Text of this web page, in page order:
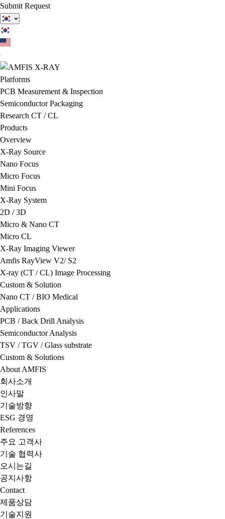
Submit Request
Platforms
PCB Measurement & Inspection
Semiconductor Packaging
Research CT / CL
Products
Overview
X-Ray Source
Nano Focus
Micro Focus
Mini Focus
X-Ray System
2D / 3D
Micro & Nano CT
Micro CL
X-Ray Imaging Viewer
Amfis RayView V2/ S2
X-ray (CT / CL) Image Processing
Custom & Solution
Nano CT / BIO Medical
Applications
PCB / Back Drill Analysis
Semiconductor Analysis
TSV / TGV / Glass substrate
Custom & Solutions
About AMFIS
회사소개
인사말
기술방향
ESG 경영
References
주요 고객사
기술 협력사
오시는길
공지사항
Contact
제품상담
기술지원